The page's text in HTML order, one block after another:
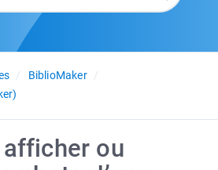
Français
BiblioMaker
ou